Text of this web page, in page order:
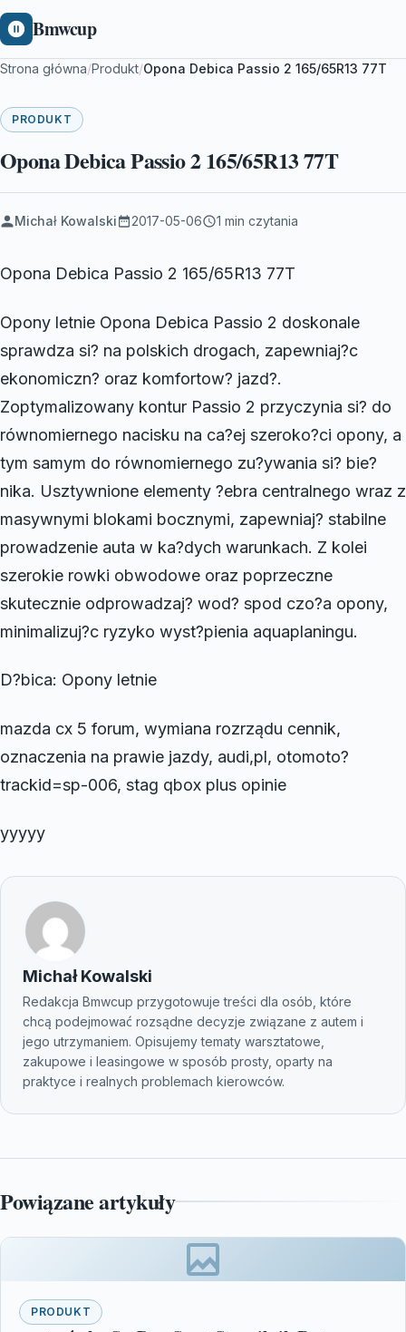
Bmwcup
Strona główna/Produkt/Opona Debica Passio 2 165/65R13 77T
PRODUKT
Opona Debica Passio 2 165/65R13 77T
Michał Kowalski 2017-05-06 1 min czytania
Opona Debica Passio 2 165/65R13 77T
Opony letnie Opona Debica Passio 2 doskonale
sprawdza si? na polskich drogach, zapewniaj?c
ekonomiczn? oraz komfortow? jazd?.
Zoptymalizowany kontur Passio 2 przyczynia si? do
równomiernego nacisku na ca?ej szeroko?ci opony, a
tym samym do równomiernego zu?ywania si? bie?
nika. Usztywnione elementy ?ebra centralnego wraz z
masywnymi blokami bocznymi, zapewniaj? stabilne
prowadzenie auta w ka?dych warunkach. Z kolei
szerokie rowki obwodowe oraz poprzeczne
skutecznie odprowadzaj? wod? spod czo?a opony,
minimalizuj?c ryzyko wyst?pienia aquaplaningu.
D?bica: Opony letnie
mazda cx 5 forum, wymiana rozrządu cennik,
oznaczenia na prawie jazdy, audi,pl, otomoto?
trackid=sp-006, stag qbox plus opinie
yyyyy
Michał Kowalski
Redakcja Bmwcup przygotowuje treści dla osób, które
chcą podejmować rozsądne decyzje związane z autem i
jego utrzymaniem. Opisujemy tematy warsztatowe,
zakupowe i leasingowe w sposób prosty, oparty na
praktyce i realnych problemach kierowców.
Powiązane artykuły
PRODUKT